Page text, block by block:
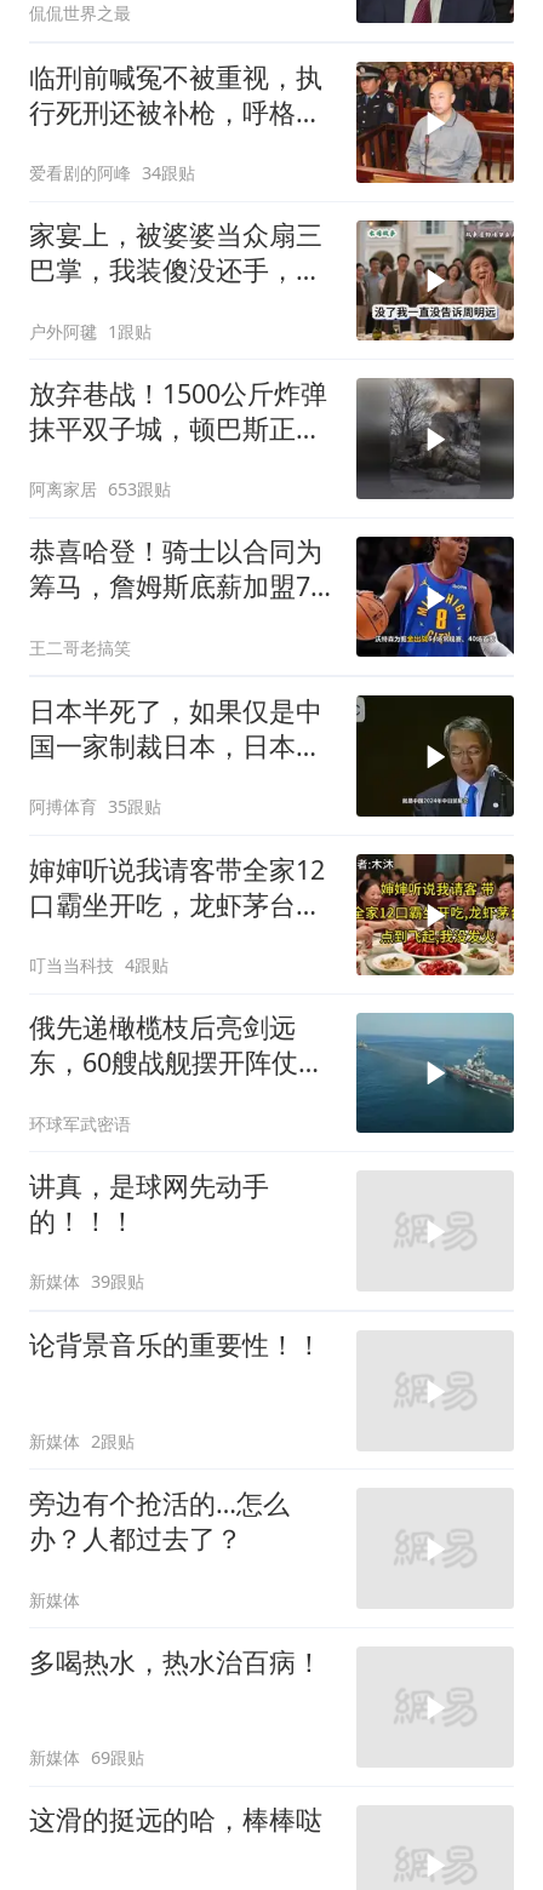
侃侃世界之最
临刑前喊冤不被重视，执
行死刑还被补枪，呼格吉
爱看剧的阿峰 34跟贴
家宴上，被婆婆当众扇三
巴掌，我装傻没还手，悄
夫全家10人被新户主请出
家门
户外阿毽 1跟贴
放弃巷战！1500公斤炸弹
抹平双子城，顿巴斯正变
阿离家居 653跟贴
恭喜哈登！骑士以合同为
筹马，詹姆斯底薪加盟76
王二哥老搞笑
日本半死了，如果仅是中
国一家制裁日本，日本可
阿搏体育 35跟贴
婶婶听说我请客带全家12
口霸坐开吃，龙虾茅台点
叮当当科技 4跟贴
俄先递橄榄枝后亮剑远
东，60艘战舰摆开阵仗，
环球军武密语
讲真，是球网先动手
的！！！
新媒体 39跟贴
论背景音乐的重要性！！
新媒体 2跟贴
旁边有个抢活的…怎么
办？人都过去了？
新媒体
多喝热水，热水治百病！
新媒体 69跟贴
这滑的挺远的哈，棒棒哒